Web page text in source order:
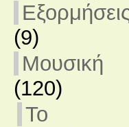
(9)
Μουσική
(120)
Το